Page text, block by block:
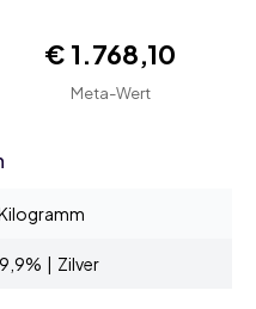
€ 1.768,10
Meta-Wert
| Zilver